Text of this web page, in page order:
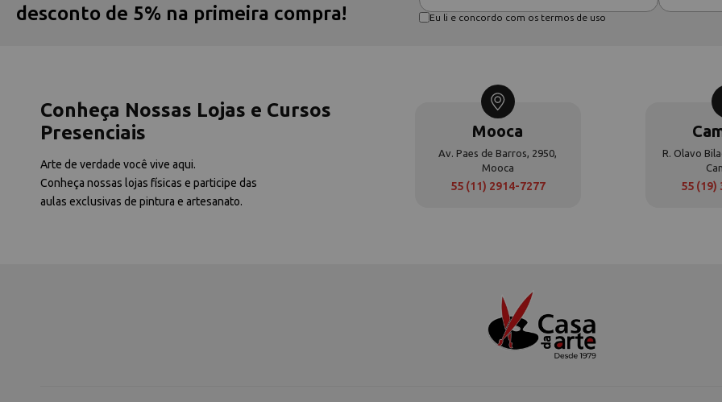
desconto de 5% na primeira compra!
Eu li e concordo com os termos de uso
Conheça Nossas Lojas e Cursos
Presenciais
Arte de verdade você vive aqui.
Conheça nossas lojas físicas e participe das
aulas exclusivas de pintura e artesanato.
Mooca
Av. Paes de Barros, 2950,
Mooca
55 (11) 2914-7277
R. Olavo
55 (19)